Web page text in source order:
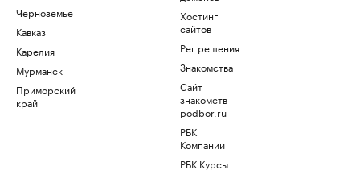
Черноземье
Кавказ
Карелия
Мурманск
Приморский
край
Хостинг
сайтов
Рег.решения
Знакомства
Сайт
знакомств
podbor.ru
РБК
Компании
РБК Курсы